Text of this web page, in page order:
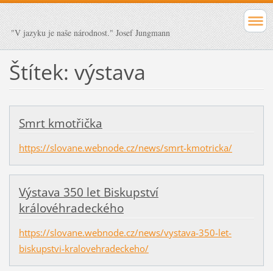
"V jazyku je naše národnost." Josef Jungmann
Štítek: výstava
Smrt kmotřička
https://slovane.webnode.cz/news/smrt-kmotricka/
Výstava 350 let Biskupství
královéhradeckého
https://slovane.webnode.cz/news/vystava-350-let-
biskupstvi-kralovehradeckeho/